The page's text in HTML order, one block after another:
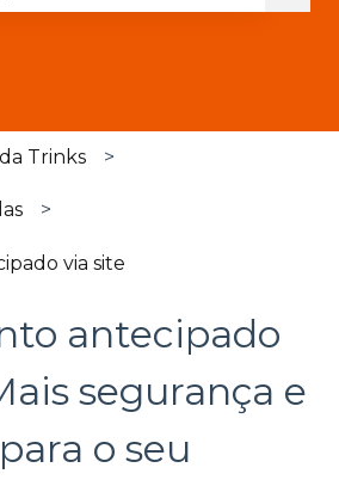
Trinks
via site
antecipado
segurança e
o seu